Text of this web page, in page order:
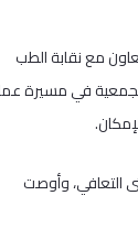
مع نقابة الطب
في مسيرة
التعافي، وأوصت